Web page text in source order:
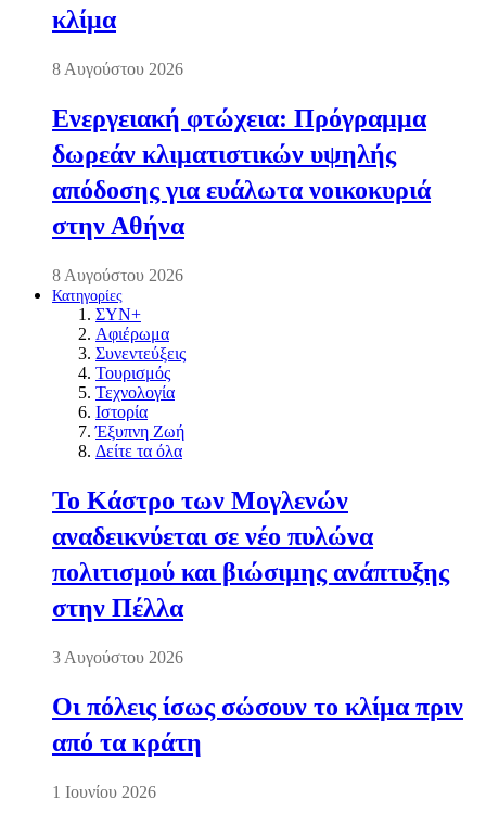
κλίμα
8 Αυγούστου 2026
Ενεργειακή φτώχεια: Πρόγραμμα
δωρεάν κλιματιστικών υψηλής
απόδοσης για ευάλωτα νοικοκυριά
στην Αθήνα
8 Αυγούστου 2026
Κατηγορίες
ΣΥΝ+
Αφιέρωμα
Συνεντεύξεις
Τουρισμός
Τεχνολογία
Ιστορία
Έξυπνη Ζωή
Δείτε τα όλα
Το Κάστρο των Μογλενών
αναδεικνύεται σε νέο πυλώνα
πολιτισμού και βιώσιμης ανάπτυξης
στην Πέλλα
3 Αυγούστου 2026
Οι πόλεις ίσως σώσουν το κλίμα πριν
από τα κράτη
1 Ιουνίου 2026